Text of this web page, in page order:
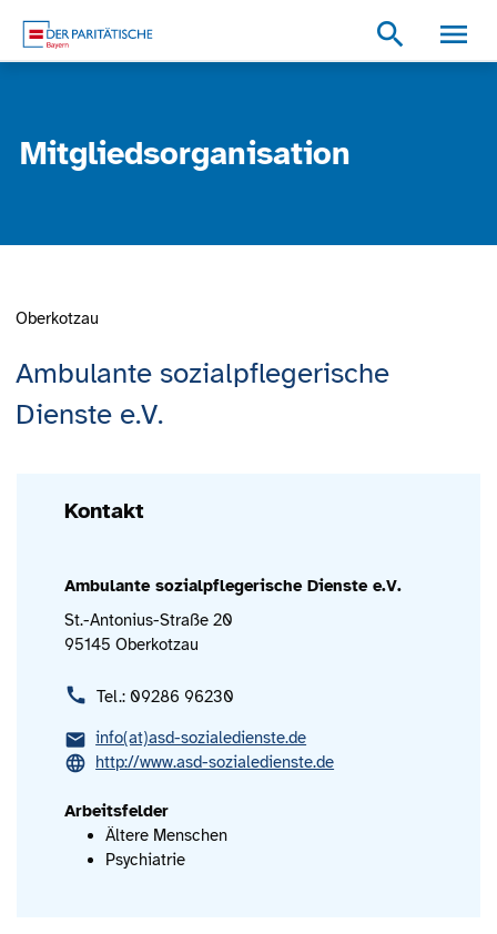
search
Mitgliedsorganisation
Ambulante sozialpflegerische
Dienste e.V.
Oberkotzau
Kontakt
Ambulante sozialpflegerische Dienste e.V.
St.-Antonius-Straße 20
95145 Oberkotzau
Tel.: 09286 96230
info(at)asd-sozialedienste.de
http://www.asd-sozialedienste.de
Arbeitsfelder
Ältere Menschen
Psychiatrie